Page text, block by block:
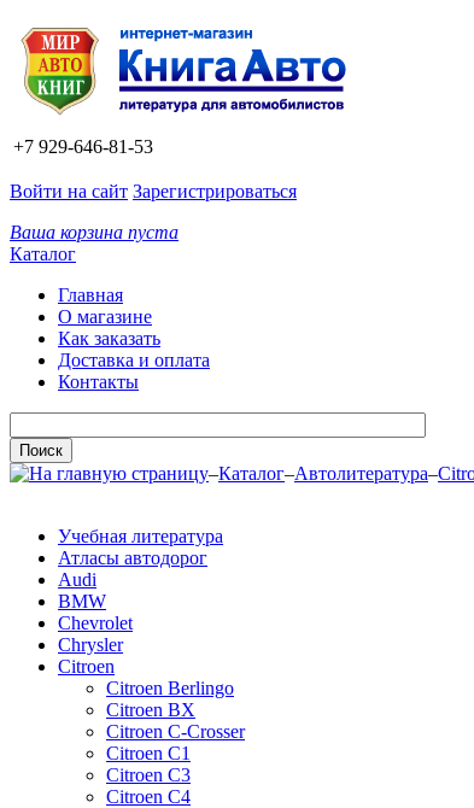
+7 929-646-81-53
Войти на сайт Зарегистрироваться
Ваша корзина пуста
Каталог
Главная
О магазине
Как заказать
Доставка и оплата
Контакты
–Каталог–Автолитература–
Учебная литература
Атласы автодорог
Audi
BMW
Chevrolet
Chrysler
Citroen
Citroen Berlingo
Citroen BX
Citroen C-Crosser
Citroen C1
Citroen C3
Citroen C4